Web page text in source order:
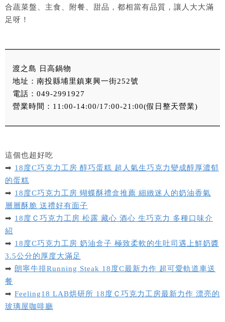
合蔬菜盤、主食、附餐、甜品，都相當有品質，讓人大大滿
足呀！
渡之島 日高鍋物
地址：南投縣埔里鎮東興一街252號
電話：049-2991927
營業時間：11:00-14:00/17:00-21:00(假日整天營業)
這個也超好吃
➡ 18度C巧克力工房 醇巧蛋糕 超人氣生巧克力變成醇厚濃郁
的蛋糕
➡ 18度C巧克力工房 蝴蝶酥禮盒推薦 細緻迷人的奶油香氣
層層酥脆 送禮好有面子
➡ 18度Ｃ巧克力工房 松露 藏心 酒心 生巧克力 多種口味介
紹
➡ 18度C巧克力工房 奶油盒子 極致柔軟的生吐司遇上鮮奶醬
3.5公分的厚度大滿足
➡ 朗寧牛排Running Steak 18度C最新力作 超可愛軌道車送
餐
➡ Feeling18 LAB烘研所 18度Ｃ巧克力工房最新力作 漂亮的
玻璃屋咖啡廳